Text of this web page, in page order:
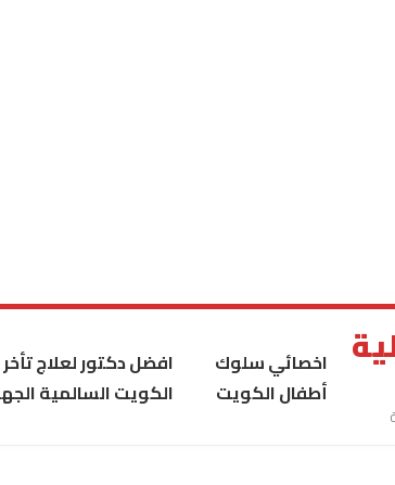
اخصائي سلوك
أطفال الكويت
افضل دكتور لعلاج
الكويت السالمية